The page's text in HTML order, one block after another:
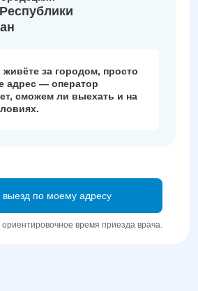
выезд по моему адресу
время приезда врача.
за городом, просто
адрес — оператор
сможем ли выехать и на